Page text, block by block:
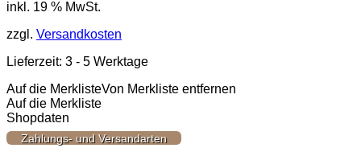
inkl. 19 % MwSt.
zzgl. Versandkosten
Lieferzeit: 3 - 5 Werktage
Auf die MerklisteVon Merkliste entfernen
Auf die Merkliste
Shopdaten
Zahlungs- und Versandarten